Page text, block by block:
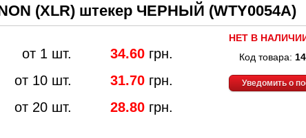
(XLR) штекер ЧЕРНЫЙ (WTY0054A)
от 1 шт. 34.60 грн.
от 10 шт.
31.70 грн.
от 20 шт.
28.80 грн.
НЕТ В
Код товара:
Уведомить о